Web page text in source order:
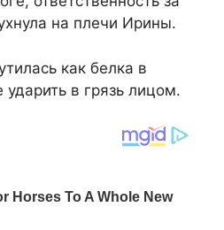
на плечи Ирины.
как белка в
ударить в грязь лицом.